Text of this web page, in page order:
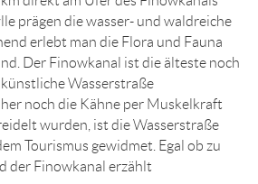
prägen die wasser- und waldreiche
erlebt man die Flora und Fauna
Der Finowkanal ist die älteste noch
Wasserstraße
noch die Kähne per Muskelkraft
wurden, ist die Wasserstraße
Tourismus gewidmet. Egal ob zu
der Finowkanal erzählt